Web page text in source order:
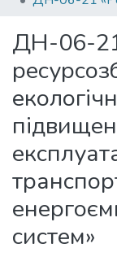
ДН-06-
систем»